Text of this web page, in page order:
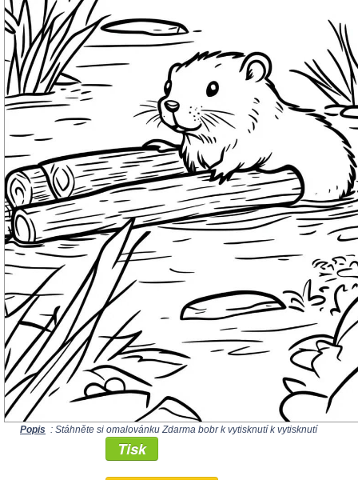
Popis : Stáhněte si omalovánku Zdarma bobr k vytisknutí k vytisknutí
Tisk